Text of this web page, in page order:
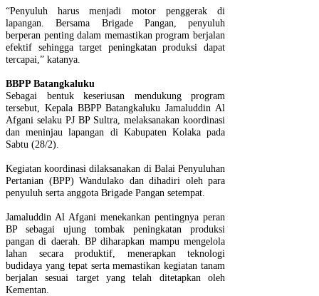
“Penyuluh harus menjadi motor penggerak di
lapangan. Bersama Brigade Pangan, penyuluh
berperan penting dalam memastikan program berjalan
efektif sehingga target peningkatan produksi dapat
tercapai,” katanya.
BBPP Batangkaluku
Sebagai bentuk keseriusan mendukung program
tersebut, Kepala BBPP Batangkaluku Jamaluddin Al
Afgani selaku PJ BP Sultra, melaksanakan koordinasi
dan meninjau lapangan di Kabupaten Kolaka pada
Sabtu (28/2).
Kegiatan koordinasi dilaksanakan di Balai Penyuluhan
Pertanian (BPP) Wandulako dan dihadiri oleh para
penyuluh serta anggota Brigade Pangan setempat.
Jamaluddin Al Afgani menekankan pentingnya peran
BP sebagai ujung tombak peningkatan produksi
pangan di daerah. BP diharapkan mampu mengelola
lahan secara produktif, menerapkan teknologi
budidaya yang tepat serta memastikan kegiatan tanam
berjalan sesuai target yang telah ditetapkan oleh
Kementan.